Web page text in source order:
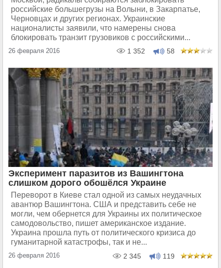
российские большегрузы на Волыни, в Закарпатье,
Черновцах и других регионах. Украинские
националисты заявили, что намерены снова
блокировать транзит грузовиков с российскими...
26 февраля 2016 1 352 58
Эксперимент паразитов из Вашингтона
слишком дорого обошёлся Украине
Переворот в Киеве стал одной из самых неудачных
авантюр Вашингтона. США и представить себе не
могли, чем обернется для Украины их политическое
самодовольство, пишет американское издание.
Украина прошла путь от политического кризиса до
гуманитарной катастрофы, так и не...
26 февраля 2016 2 345 119